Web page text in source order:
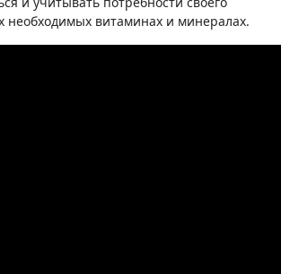
необходимых витаминах и минералах.